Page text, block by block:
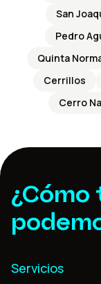
San
Pedro
Quinta
Cerrillos
Cerro
¿Cómo
Servicios